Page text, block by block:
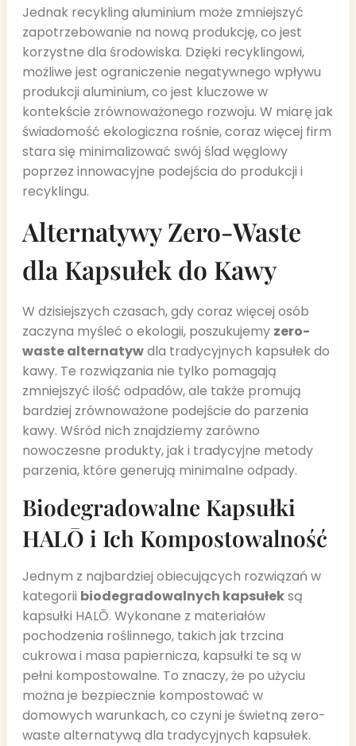
Jednak recykling aluminium może zmniejszyć
zapotrzebowanie na nową produkcję, co jest
korzystne dla środowiska. Dzięki recyklingowi,
możliwe jest ograniczenie negatywnego wpływu
produkcji aluminium, co jest kluczowe w
kontekście zrównoważonego rozwoju. W miarę jak
świadomość ekologiczna rośnie, coraz więcej firm
stara się minimalizować swój ślad węglowy
poprzez innowacyjne podejścia do produkcji i
recyklingu.
Alternatywy Zero-Waste
dla Kapsułek do Kawy
W dzisiejszych czasach, gdy coraz więcej osób
zaczyna myśleć o ekologii, poszukujemy zero-
waste alternatywdla tradycyjnych kapsułek do
kawy. Te rozwiązania nie tylko pomagają
zmniejszyć ilość odpadów, ale także promują
bardziej zrównoważone podejście do parzenia
kawy. Wśród nich znajdziemy zarówno
nowoczesne produkty, jak i tradycyjne metody
parzenia, które generują minimalne odpady.
Biodegradowalne Kapsułki
HALŌ i Ich Kompostowalność
Jednym z najbardziej obiecujących rozwiązań w
kategorii biodegradowalnych kapsułeksą
kapsułki HALŌ. Wykonane z materiałów
pochodzenia roślinnego, takich jak trzcina
cukrowa i masa papiernicza, kapsułki te są w
pełni kompostowalne. To znaczy, że po użyciu
można je bezpiecznie kompostować w
domowych warunkach, co czyni je świetną zero-
waste alternatywą dla tradycyjnych kapsułek.